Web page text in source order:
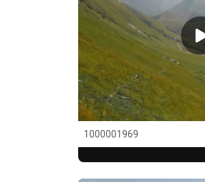
1000001969